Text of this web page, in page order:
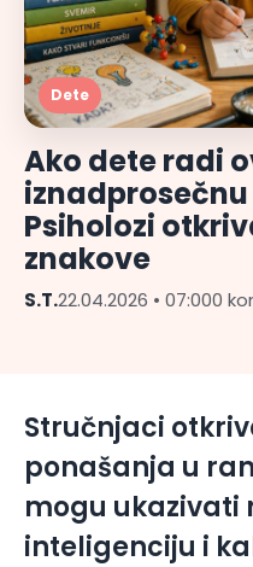
Dete
Ako dete radi
Psiholozi
znakove
S.T.22.04.2026 • 07:000
Stručnjaci
ponašanja u
mogu ukazivati
inteligenciju i